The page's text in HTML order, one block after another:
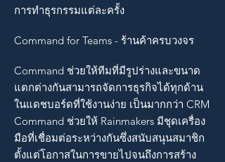
การทำธุรกรรมแต่ละครั้ง
Command for Teams - ร้านค้าครบวงจร
Command ช่วยให้ทีมที่มีรูปร่างและขนาด
แตกต่างกันสามารถจัดการธุรกิจได้ทุกด้าน
ในแดชบอร์ดที่ใช้งานง่าย เป็นมากกว่า CRM
Command ช่วยให้ Rainmakers มีชุดเครื่อง
มือที่เชื่อมต่อระหว่างกันซึ่งสนับสนุนสมาชิก
ตั้งแต่โอกาสในการขายไปจนถึงการสร้าง